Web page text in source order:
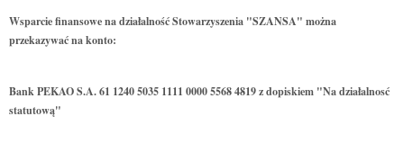
Wsparcie finansowe na działalność Stowarzyszenia "SZANSA" można
przekazywać na konto:
Bank PEKAO S.A. 61 1240 5035 1111 0000 5568 4819 z dopiskiem "Na działalnosć
statutową"